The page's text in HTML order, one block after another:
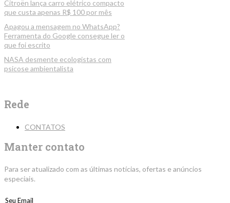
Citroën lança carro elétrico compacto
que custa apenas R$ 100 por mês
Apagou a mensagem no WhatsApp?
Ferramenta do Google consegue ler o
que foi escrito
NASA desmente ecologistas com
psicose ambientalista
Rede
CONTATOS
Manter contato
Para ser atualizado com as últimas notícias, ofertas e anúncios
especiais.